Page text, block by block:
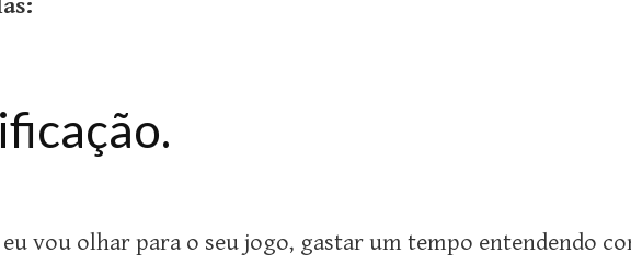
vou olhar para o seu jogo, gastar um tempo entendendo